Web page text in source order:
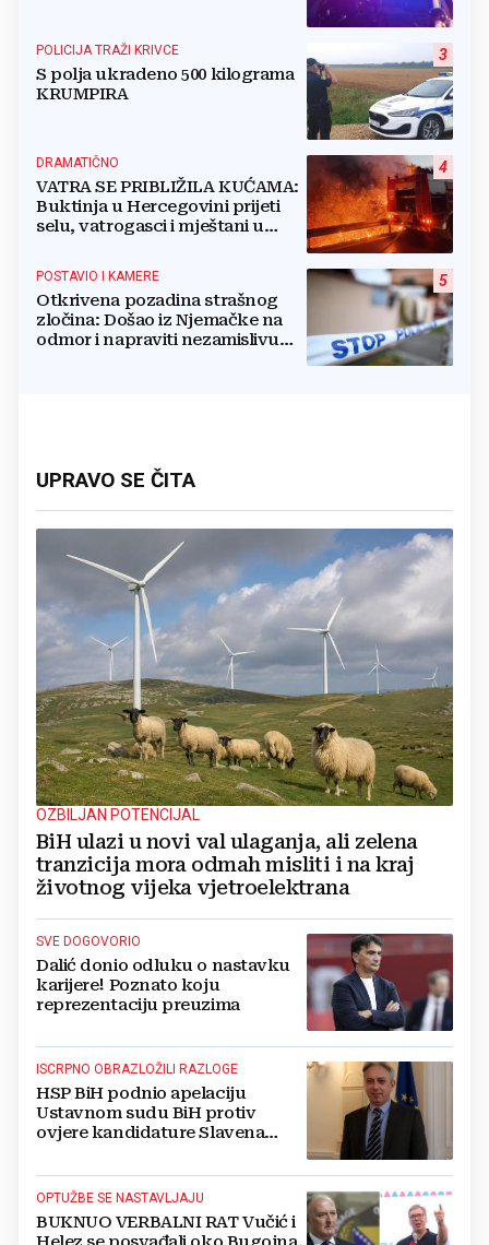
3
POLICIJA TRAŽI KRIVCE
S polja ukradeno 500 kilograma
KRUMPIRA
4
DRAMATIČNO
VATRA SE PRIBLIŽILA KUĆAMA:
Buktinja u Hercegovini prijeti
selu, vatrogasci i mještani u
5
POSTAVIO I KAMERE
Otkrivena pozadina strašnog
zločina: Došao iz Njemačke na
odmor i napraviti nezamislivu
UPRAVO SE ČITA
OZBILJAN POTENCIJAL
BiH ulazi u novi val ulaganja, ali zelena
tranzicija mora odmah misliti i na kraj
životnog vijeka vjetroelektrana
SVE DOGOVORIO
Dalić donio odluku o nastavku
karijere! Poznato koju
reprezentaciju preuzima
ISCRPNO OBRAZLOŽILI RAZLOGE
HSP BiH podnio apelaciju
Ustavnom sudu BiH protiv
ovjere kandidature Slavena
OPTUŽBE SE NASTAVLJAJU
BUKNUO VERBALNI RAT Vučić i